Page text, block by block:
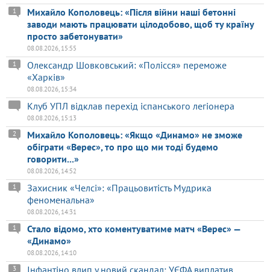
Михайло Кополовець: «Після війни наші бетонні
заводи мають працювати цілодобово, щоб ту країну
просто забетонувати»
1
08.08.2026, 15:55
Олександр Шовковський: «Полісся» переможе
«Харків»
1
08.08.2026, 15:34
Клуб УПЛ відклав перехід іспанського легіонера
08.08.2026, 15:13
Михайло Кополовець: «Якщо «Динамо» не зможе
обіграти «Верес», то про що ми тоді будемо
говорити...»
2
08.08.2026, 14:52
Захисник «Челсі»: «Працьовитість Мудрика
феноменальна»
1
08.08.2026, 14:31
Стало відомо, хто коментуватиме матч «Верес» —
«Динамо»
1
08.08.2026, 14:10
Інфантіно влип у новий скандал: УЄФА виплатив
3